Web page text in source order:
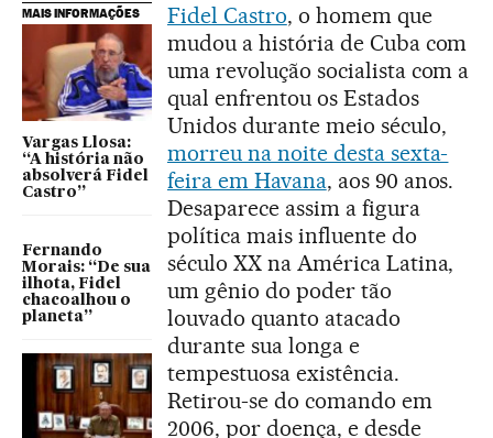
MAIS INFORMAÇÕES
Vargas Llosa:
“A história não
absolverá Fidel
Castro”
Fernando
Morais: “De sua
ilhota, Fidel
chacoalhou o
planeta”
Fidel Castro, o homem que
mudou a história de Cuba com
uma revolução socialista com a
qual enfrentou os Estados
Unidos durante meio século,
morreu na noite desta sexta-
feira em Havana, aos 90 anos.
Desaparece assim a figura
política mais influente do
século XX na América Latina,
um gênio do poder tão
louvado quanto atacado
durante sua longa e
tempestuosa existência.
Retirou-se do comando em
2006, por doença, e desde